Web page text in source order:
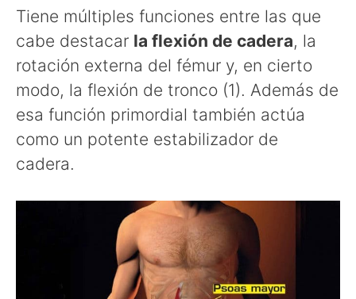
Tiene múltiples funciones entre las que
cabe destacar la flexión de cadera, la
rotación externa del fémur y, en cierto
modo, la flexión de tronco (1). Además de
esa función primordial también actúa
como un potente estabilizador de
cadera.